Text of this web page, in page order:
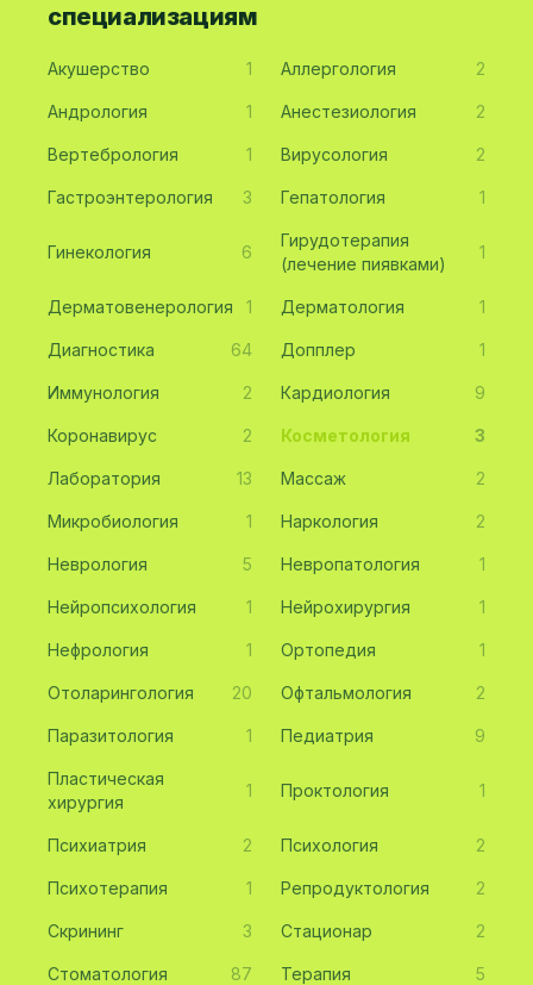
специализациям
Акушерство 1 Аллергология 2
Андрология 1 Анестезиология 2
Вертебрология 1 Вирусология 2
Гастроэнтерология 3 Гепатология 1
Гинекология 6
Гирудотерапия
(лечение пиявками)
1
Дерматовенерология 1 Дерматология 1
Диагностика 64 Допплер 1
Иммунология 2 Кардиология 9
Коронавирус 2 Косметология 3
Лаборатория 13 Массаж 2
Микробиология 1 Наркология 2
Неврология 5 Невропатология 1
Нейропсихология 1 Нейрохирургия 1
Нефрология 1 Ортопедия 1
Отоларингология 20 Офтальмология 2
Паразитология 1 Педиатрия 9
Пластическая
хирургия
1 Проктология 1
Психиатрия 2 Психология 2
Психотерапия 1 Репродуктология 2
Скрининг 3 Стационар 2
Стоматология 87 Терапия 5